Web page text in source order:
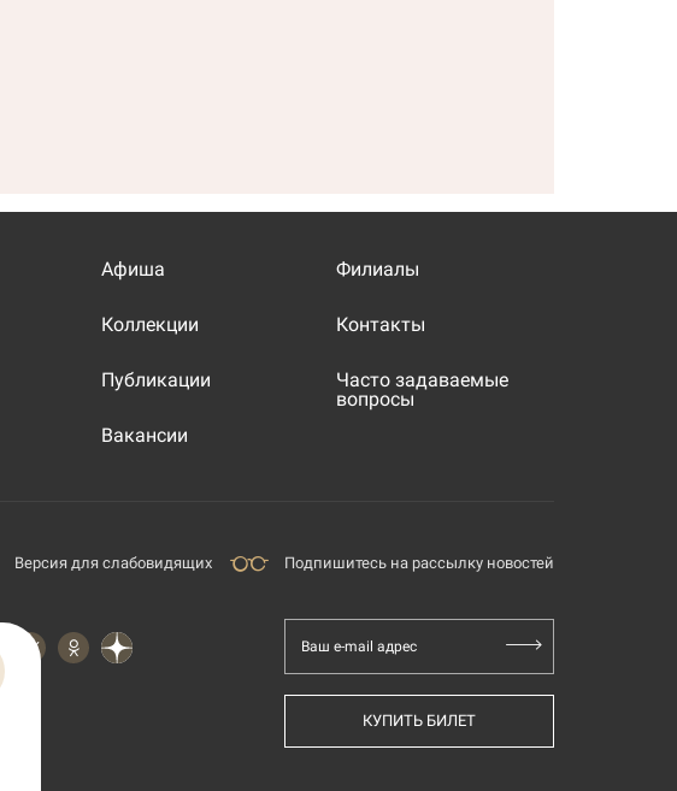
Афиша
Коллекции
Публикации
Вакансии
Филиалы
Контакты
Часто задаваемые
вопросы
Версия для слабовидящих Подпишитесь на рассылку новостей
Ваш e-mail адрес
КУПИТЬ БИЛЕТ